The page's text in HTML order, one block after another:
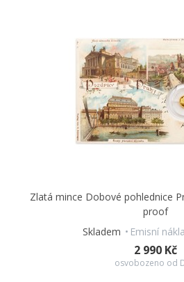
Zlatá mince Dobové pohlednice
proof
Skladem
Emisní
2 990 Kč
osvobozeno od